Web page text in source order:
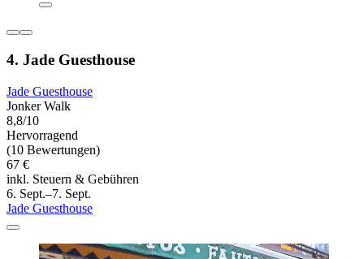
4. Jade Guesthouse
Jade Guesthouse
Jonker Walk
8,8/10
Hervorragend
(10 Bewertungen)
67 €
inkl. Steuern & Gebühren
6. Sept.–7. Sept.
Jade Guesthouse